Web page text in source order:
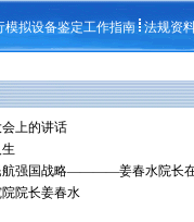
模拟设备鉴定工作指南 法规资
上的讲话
航强国战略————姜春水院长
院长姜春水